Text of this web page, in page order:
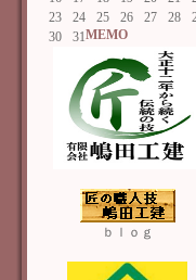
23
30
24
31
25
26
27
28
MEMO
ｂｌｏｇ